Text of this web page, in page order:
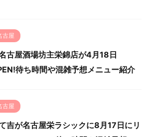
古屋
古屋酒場坊主栄錦店が4月18日
待ち時間や混雑予想メニュー紹介
古屋
吉が名古屋栄ラシックに8月17日にリ